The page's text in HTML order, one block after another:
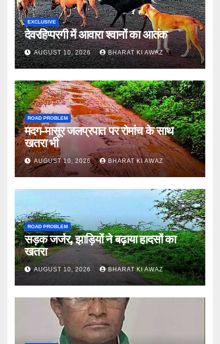
EXCLUSIVE
देवरहिप्परगी में आवारा श्वानों का आतंक
AUGUST 10, 2026 BHARAT KI AWAZ
ROAD PROBLEM
मदग-मासूर जलप्रपात पर रोमांच के साथ
खतरा भी
AUGUST 10, 2026 BHARAT KI AWAZ
ROAD PROBLEM
सड़क जर्जर, झाड़ियों ने बढ़ाया हादसों का
खतरा
AUGUST 10, 2026 BHARAT KI AWAZ